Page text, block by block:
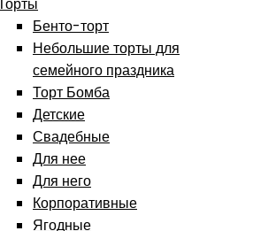
Торты
Бенто-торт
Небольшие торты для
семейного праздника
Торт Бомба
Детские
Свадебные
Для нее
Для него
Корпоративные
Ягодные